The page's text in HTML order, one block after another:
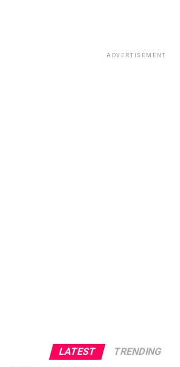
ADVERTISEMENT
LATEST TRENDING